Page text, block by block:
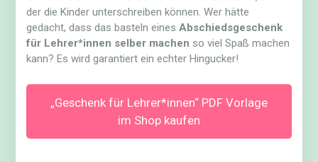
der die Kinder unterschreiben können. Wer hätte
gedacht, dass das basteln einesAbschiedsgeschenk
für Lehrer*innen selber machen so viel Spaß machen
kann? Es wird garantiert ein echter Hingucker!
„Geschenk für Lehrer*innen“ PDF Vorlage
im Shop kaufen